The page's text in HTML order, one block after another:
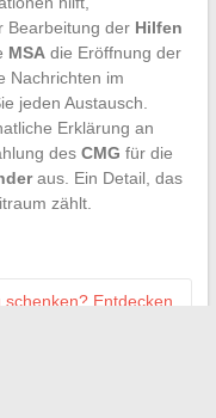
Bearbeitung der Hilfen
MSAdie Eröffnung der
Nachrichten im
jeden Austausch.
Erklärung an
des CMG für die
aus. Ein Detail, das
zählt.
Entdecken